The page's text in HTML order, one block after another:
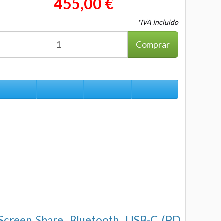
455,00 €
*IVA Incluido
Comprar